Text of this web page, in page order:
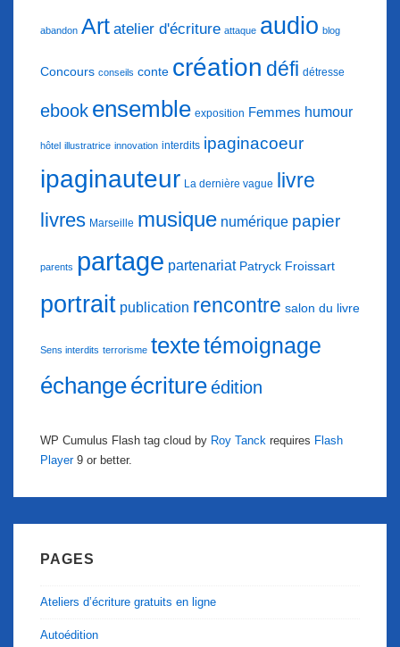
abandon Art atelier d'écriture attaque audio blog
Concours conseils conte création défi détresse
ebook ensemble exposition Femmes humour
hôtel illustratrice innovation interdits ipaginacoeur
ipaginauteur La dernière vague livre
livres Marseille musique numérique papier
parents partage partenariat Patryck Froissart
portrait publication rencontre salon du livre
Sens interdits terrorisme textetémoignage
échangeécritureédition
WP Cumulus Flash tag cloud by Roy Tanck requires Flash
Player9 or better.
PAGES
Ateliers d’écriture gratuits en ligne
Autoédition